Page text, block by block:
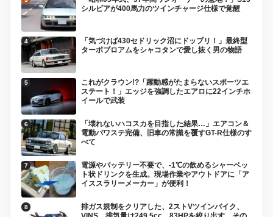
シルビアが400馬力のツインチャージ仕様で覚醒
「気づけば430セドリック沼にドップリ！」最終型
ターボブロアムをシャコタンで愛し抜く男の物語
これがクラウン!?「躍動感がたまらないスポーツエ
ステート！」エッジを強調したエアロに22インチホ
イールで武装
「壊れないハコスカを目指した結果…」エアコン＆
電動パワステ完備、旧車の常識を覆すGT-R仕様のす
べて
電源やバッテリー不要で、-1℃の飲めるシャーベッ
ト状ドリンクを生成。現場作業やアウトドアに「ア
イススラリーメーカー」が便利！
排ガス規制をクリアした、2ストVツインバイク、